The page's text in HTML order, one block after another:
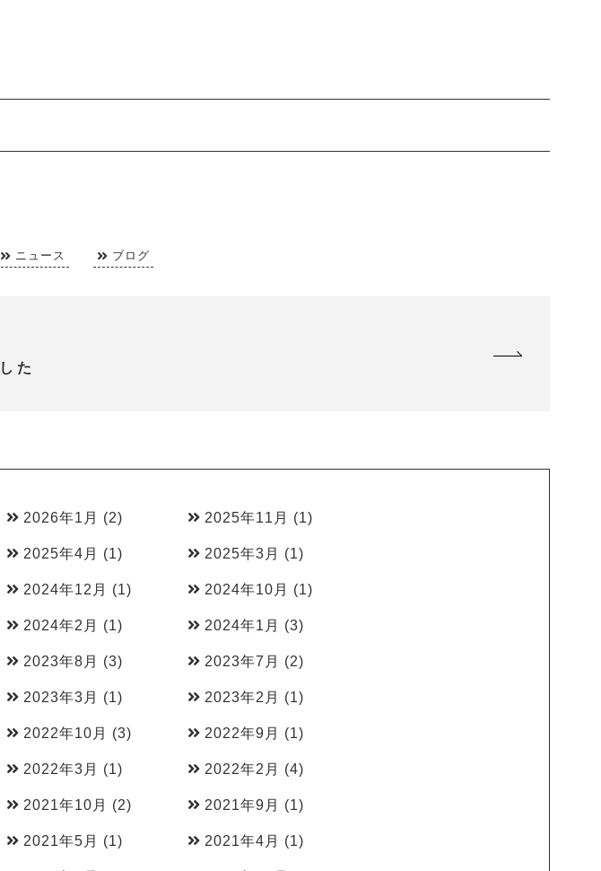
ニュース ブログ
た
2026年1月 (2) 2025年11月 (1)
2025年4月 (1) 2025年3月 (1)
2024年12月 (1) 2024年10月 (1)
2024年2月 (1) 2024年1月 (3)
2023年8月 (3) 2023年7月 (2)
2023年3月 (1) 2023年2月 (1)
2022年10月 (3) 2022年9月 (1)
2022年3月 (1) 2022年2月 (4)
2021年10月 (2) 2021年9月 (1)
2021年5月 (1) 2021年4月 (1)